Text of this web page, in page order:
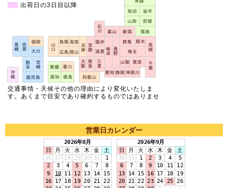
営業日カレンダー